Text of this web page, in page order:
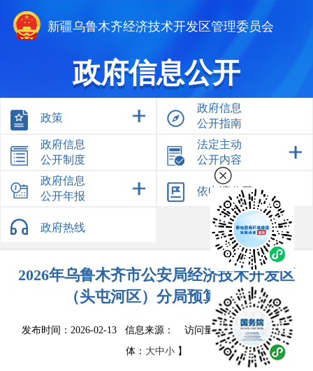
新疆乌鲁木齐经济技术开发区管理委员会
政府信息公开
政策
政府信息
公开指南
政府信息
公开制度
法定主动
公开内容
政府信息
公开年报
依申请公开
政府热线
2026年乌鲁木齐市公安局经济技术开发区
（头屯河区）分局预算公开
发布时间：2026-02-13 信息来源： 访问量：1355次
【字
体： 大中小 】